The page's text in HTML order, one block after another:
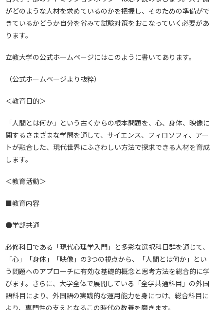
がどのような人材を求めているのかを把握し、そのための準備がで
きているかどうか自分を省みて試験対策をおこなっていく必要があ
ります。
立教大学の公式ホームページにはこのように書いてあります。
（公式ホームページより抜粋）
＜教育目的＞
「人間とは何か」という古くからの根本問題を、心、身体、映像に
関するさまざまな学問を通して、サイエンス、フィロソフィ、アー
トが融合した、現代世界にふさわしい方法で探求できる人材を育成
します。
＜教育活動＞
■教育内容
●学部共通
必修科目である「現代心理学入門」と多彩な選択科目群を通じて、
「心」「身体」「映像」の3つの視点から、「人間とは何か」とい
う問題へのアプローチに有効な基礎的概念と思考方法を総合的に学
びます。さらに、大学全体で展開している「全学共通科目」の外国
語科目により、外国語の実践的な運用能力を身につけ、総合科目に
より、専門性の支えとなるこの時代の教養を磨きます。